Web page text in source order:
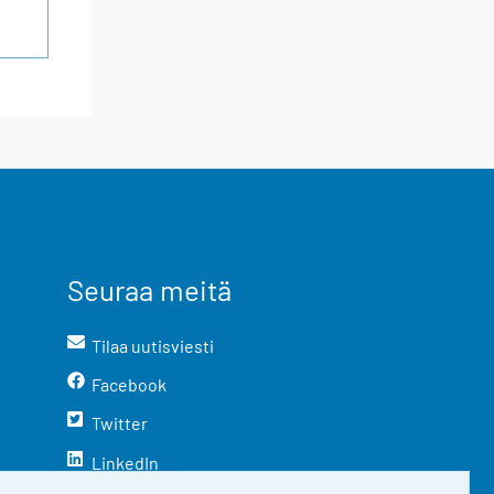
Seuraa meitä
Tilaa uutisviesti
Facebook
Twitter
LinkedIn